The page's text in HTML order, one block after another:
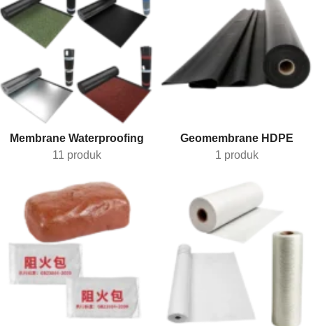
Membrane Waterproofing
11 produk
Geomembrane HDPE
1 produk